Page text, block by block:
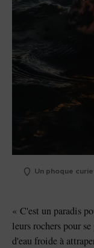
Un phoque
« C'est un paradis
leurs rochers pour
d'eau froide à